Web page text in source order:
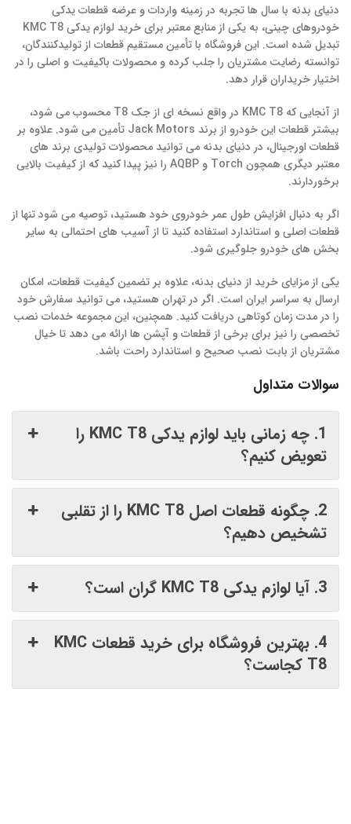
دنیای بدنه با سال ها تجربه در زمینه واردات و عرضه قطعات یدکی
خودروهای چینی، به یکی از منابع معتبر برای خرید لوازم یدکی KMC T8
تبدیل شده است. این فروشگاه با تأمین مستقیم قطعات از تولیدکنندگان،
توانسته رضایت مشتریان را جلب کرده و محصولات باکیفیت و اصلی را در
اختیار خریداران قرار دهد.
از آنجایی که KMC T8 در واقع نسخه ای از جک T8 محسوب می شود،
بیشتر قطعات این خودرو از برند Jack Motors تأمین می شود. علاوه بر
قطعات اورجینال، در دنیای بدنه می توانید محصولات تولیدی برند های
معتبر دیگری همچون Torch و AQBP را نیز پیدا کنید که از کیفیت بالایی
برخوردارند.
اگر به دنبال افزایش طول عمر خودروی خود هستید، توصیه می شود تنها از
قطعات اصلی و استاندارد استفاده کنید تا از آسیب های احتمالی به سایر
بخش های خودرو جلوگیری شود.
یکی از مزایای خرید از دنیای بدنه، علاوه بر تضمین کیفیت قطعات، امکان
ارسال به سراسر ایران است. اگر در تهران هستید، می توانید سفارش خود
را در مدت زمان کوتاهی دریافت کنید. همچنین، این مجموعه خدمات نصب
تخصصی را نیز برای برخی از قطعات و آپشن ها ارائه می دهد تا خیال
مشتریان از بابت نصب صحیح و استاندارد راحت باشد.
سوالات متداول
1. چه زمانی باید لوازم یدکی KMC T8 را
تعویض کنیم؟
2. چگونه قطعات اصل KMC T8 را از تقلبی
تشخیص دهیم؟
3. آیا لوازم یدکی KMC T8 گران است؟
4. بهترین فروشگاه برای خرید قطعات KMC
T8 کجاست؟